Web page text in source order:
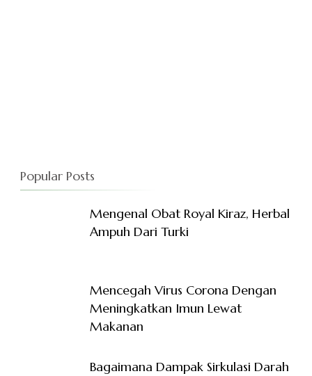
Popular Posts
Mengenal Obat Royal Kiraz, Herbal
Ampuh Dari Turki
Mencegah Virus Corona Dengan
Meningkatkan Imun Lewat
Makanan
Bagaimana Dampak Sirkulasi Darah